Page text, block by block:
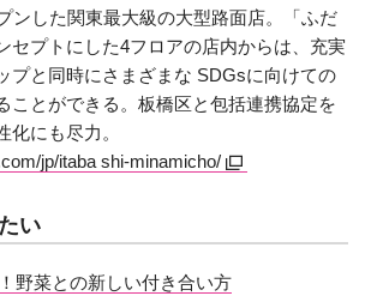
ンした関東最大級の大型路面店。「ふだ
セプトにした4フロアの店内からは、充実
プと同時にさまざまな SDGsに向けての
ことができる。板橋区と包括連携協定を
化にも尽力。
jp/itaba shi-minamicho/
い
野菜との新しい付き合い方